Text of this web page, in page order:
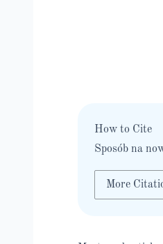
How to Cite
Sposób na
More